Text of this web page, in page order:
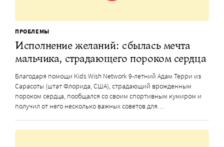
ПРОБЛЕМЫ
Исполнение желаний: сбылась мечта
мальчика, страдающего пороком сердца
Благодаря помощи Kids Wish Network 9-летний Адам Терри из
Сарасоты (штат Флорида, США), страдающий врожденным
пороком сердца, пообщался со своим спортивным кумиром и
получил от него несколько важных советов для…